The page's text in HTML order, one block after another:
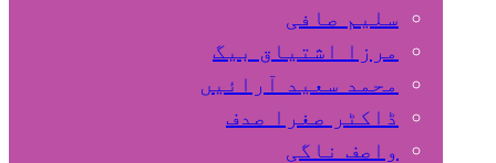
سلیم صافی
مرزا اشتیاق بیگ
محمد سعید آرائیں
ڈاکٹر صغرا صدف
واصف ناگی